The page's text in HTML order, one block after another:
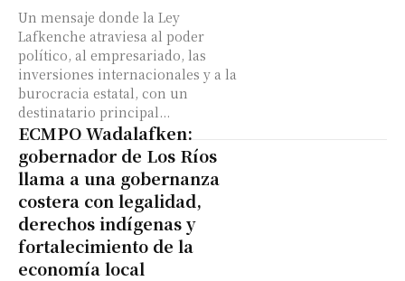
Un mensaje donde la Ley
Lafkenche atraviesa al poder
político, al empresariado, las
inversiones internacionales y a la
burocracia estatal, con un
destinatario principal...
ECMPO Wadalafken:
gobernador de Los Ríos
llama a una gobernanza
costera con legalidad,
derechos indígenas y
fortalecimiento de la
economía local